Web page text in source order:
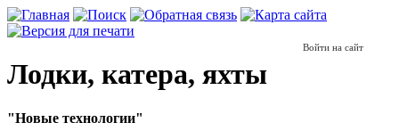
Войти на сайт
Лодки, катера, яхты
"Новые технологии"